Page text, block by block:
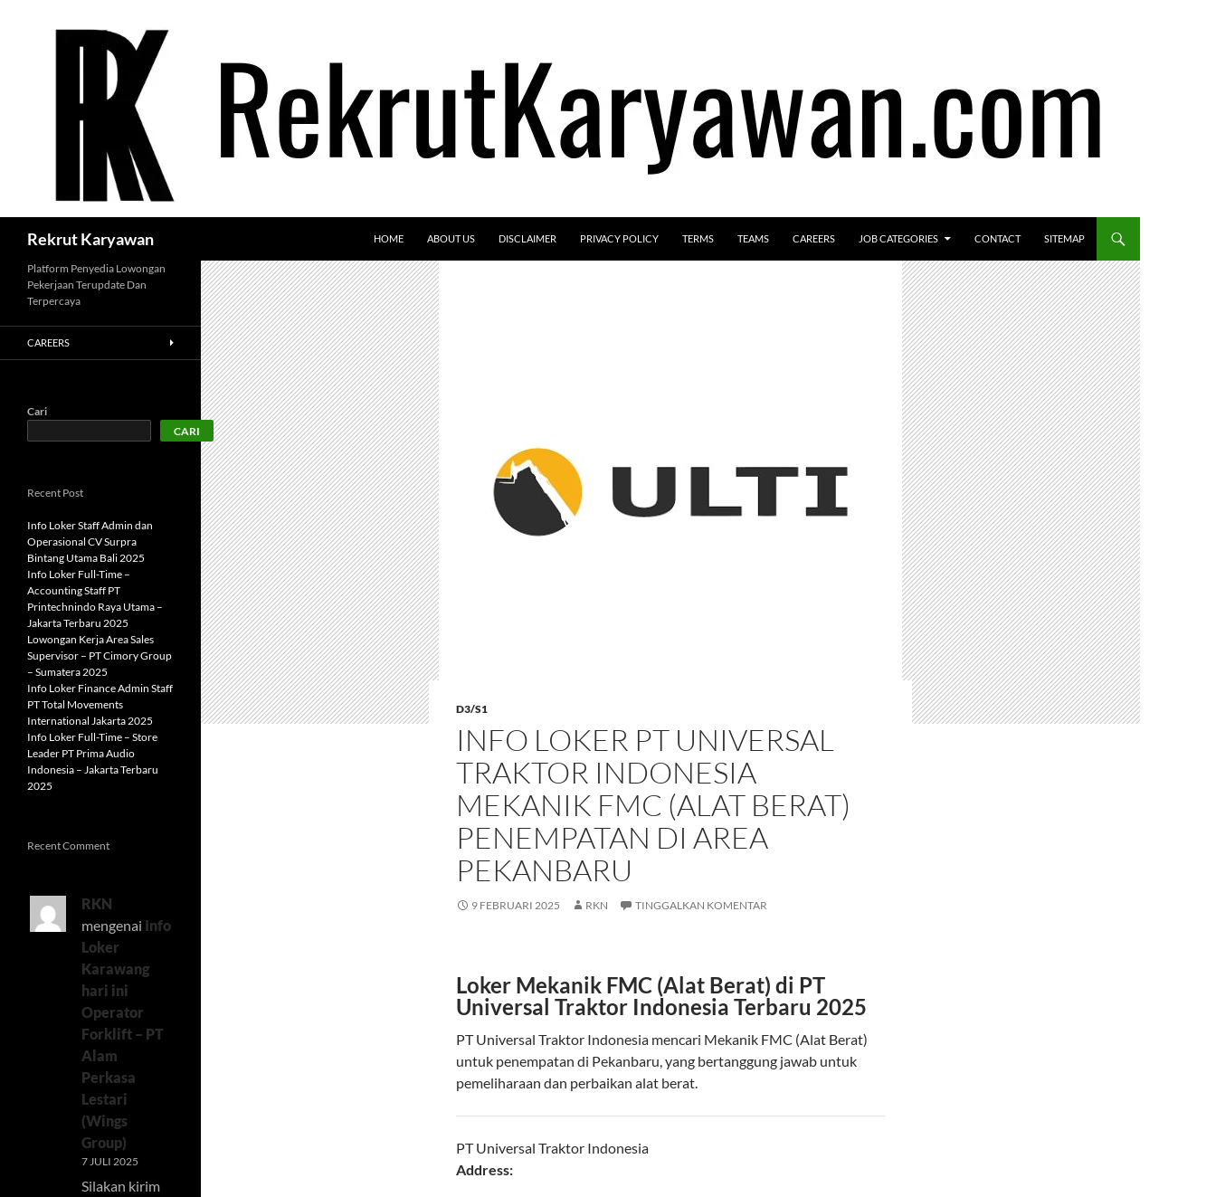
Rekrut Karyawan HOME ABOUT US DISCLAIMER PRIVACY POLICY TERMS TEAMS CAREERS JOB CATEGORIES CONTACT SITEMAP
D3/S1
INFO LOKER PT UNIVERSAL
TRAKTOR INDONESIA
MEKANIK FMC (ALAT BERAT)
PENEMPATAN DI AREA
PEKANBARU
9 FEBRUARI 2025 RKN TINGGALKAN KOMENTAR
Loker Mekanik FMC (Alat Berat) di PT
Universal Traktor Indonesia Terbaru 2025
PT Universal Traktor Indonesia mencari Mekanik FMC (Alat Berat)
untuk penempatan di Pekanbaru, yang bertanggung jawab untuk
pemeliharaan dan perbaikan alat berat.
PT Universal Traktor Indonesia
Address:
Platform Penyedia Lowongan
Pekerjaan Terupdate Dan
Terpercaya
CAREERS
Cari
CARI
Recent Post
Info Loker Staff Admin dan
Operasional CV Surpra
Bintang Utama Bali 2025
Info Loker Full-Time –
Accounting Staff PT
Printechnindo Raya Utama –
Jakarta Terbaru 2025
Lowongan Kerja Area Sales
Supervisor – PT Cimory Group
– Sumatera 2025
Info Loker Finance Admin Staff
PT Total Movements
International Jakarta 2025
Info Loker Full-Time – Store
Leader PT Prima Audio
Indonesia – Jakarta Terbaru
2025
Recent Comment
RKN
mengenai Info
Loker
Karawang
hari ini
Operator
Forklift – PT
Alam
Perkasa
Lestari
(Wings
Group)
7 JULI 2025
Silakan kirim